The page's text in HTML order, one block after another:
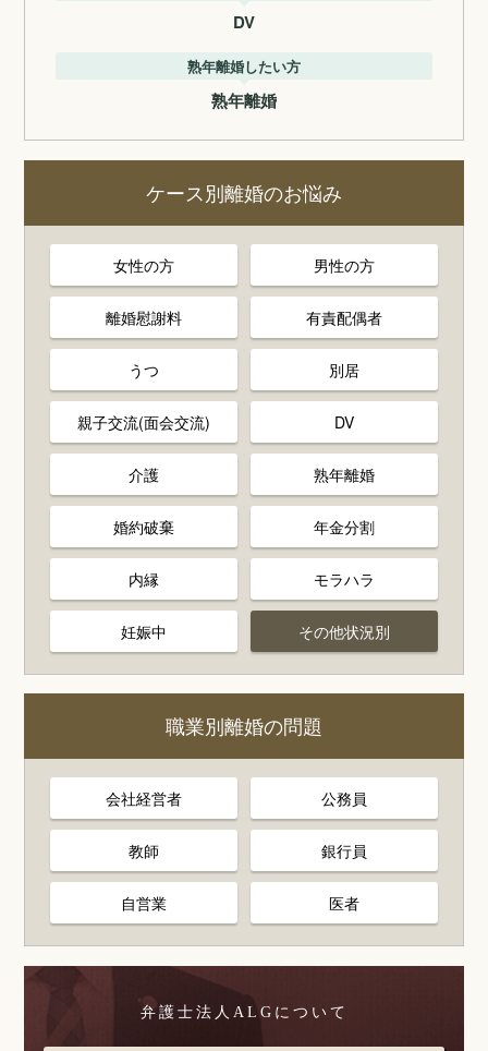
DV
熟年離婚したい方
熟年離婚
ケース別離婚のお悩み
女性の方 男性の方
離婚慰謝料 有責配偶者
うつ 別居
親子交流(面会交流) DV
介護 熟年離婚
婚約破棄 年金分割
内縁 モラハラ
妊娠中 その他状況別
職業別離婚の問題
会社経営者 公務員
教師 銀行員
自営業 医者
弁護士法人ALGについて